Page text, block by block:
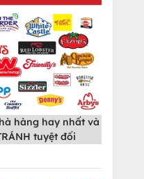
hàng hay nhất và
tuyệt đối